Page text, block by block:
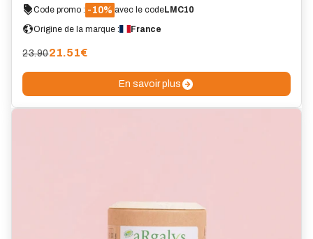
Code promo : -10% avec le codeLMC10
Origine de la marque :
France
23.9021.51€
En savoir plus